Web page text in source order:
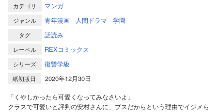
カテゴリ マンガ
ジャンル 青年漫画 人間ドラマ 学園
タグ 話読み
レーベル REXコミックス
シリーズ 復讐学級
紙初版日
2020年12月30日
「くやしかったら可愛くなってみなさいよ」
クラスで可愛いと評判の安村さんに、ブスだからという理由でイジメら